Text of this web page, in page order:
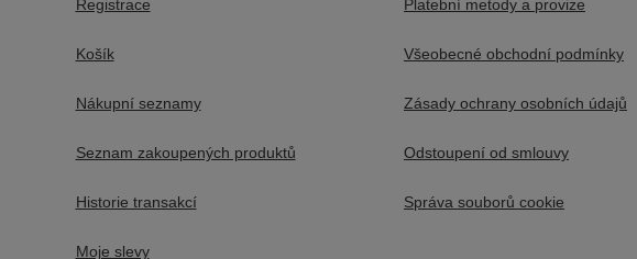
Registrace
Košík
Nákupní seznamy
Seznam zakoupených produktů
Historie transakcí
Moje slevy
Platební metody a provize
Všeobecné obchodní podmínky
Zásady ochrany osobních údajů
Odstoupení od smlouvy
Správa souborů cookie